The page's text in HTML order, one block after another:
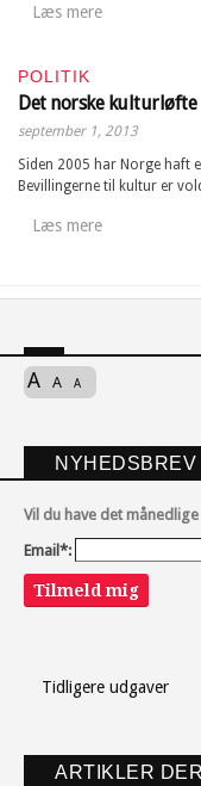
Læs mere
POLITIK
Det norske kulturløfte
september 1, 2013
Siden 2005 har Norge haft
Bevillingerne til kultur er
Læs mere
A A A
NYHEDSBREV
Vil du have det
Email*:
Tilmeld mig
Tidligere udgaver
ARTIKLER